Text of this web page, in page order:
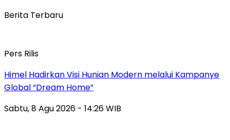
Berita Terbaru
Pers Rilis
Himel Hadirkan Visi Hunian Modern melalui Kampanye
Global “Dream Home”
Sabtu, 8 Agu 2026 - 14:26 WIB